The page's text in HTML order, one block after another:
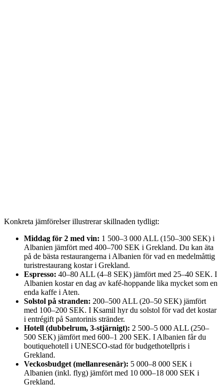
Konkreta jämförelser illustrerar skillnaden tydligt:
Middag för 2 med vin: 1 500–3 000 ALL (150–300 SEK) i
Albanien jämfört med 400–700 SEK i Grekland. Du kan äta
på de bästa restaurangerna i Albanien för vad en medelmåttig
turistrestaurang kostar i Grekland.
Espresso: 40–80 ALL (4–8 SEK) jämfört med 25–40 SEK. I
Albanien kostar en dag av kafé-hoppande lika mycket som en
enda kaffe i Aten.
Solstol på stranden: 200–500 ALL (20–50 SEK) jämfört
med 100–200 SEK. I Ksamil hyr du solstol för vad det kostar
i entrégift på Santorinis stränder.
Hotell (dubbelrum, 3-stjärnigt): 2 500–5 000 ALL (250–
500 SEK) jämfört med 600–1 200 SEK. I Albanien får du
boutiquehotell i UNESCO-stad för budgethotellpris i
Grekland.
Veckosbudget (mellanresenär): 5 000–8 000 SEK i
Albanien (inkl. flyg) jämfört med 10 000–18 000 SEK i
Grekland.